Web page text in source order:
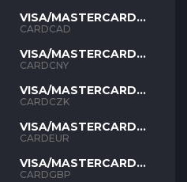
VISA/MASTERCARD
CAD
CARDCAD
VISA/MASTERCARD
CNY
CARDCNY
VISA/MASTERCARD
CZK
CARDCZK
VISA/MASTERCARD
EUR
CARDEUR
VISA/MASTERCARD
GBP
CARDGBP